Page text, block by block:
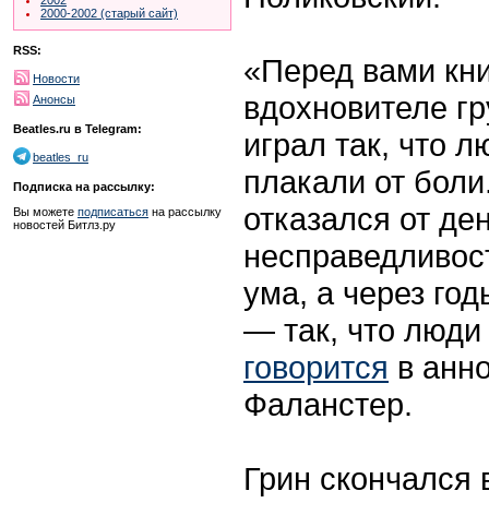
2000-2002 (старый сайт)
RSS:
Новости
Анонсы
Beatles.ru в Telegram:
beatles_ru
Подписка на рассылку:
Вы можете подписаться на рассылку
новостей Битлз.ру
«Перед вами
вдохновителе
играл так, что
плакали от
отказался от
ума, а через
— так, что
говорится в
Фаланстер.
Грин скончался